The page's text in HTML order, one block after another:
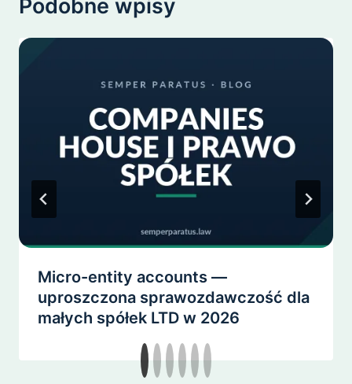
Podobne wpisy
Micro-entity accounts —
uproszczona sprawozdawczość dla
małych spółek LTD w 2026